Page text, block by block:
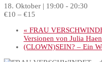
18. Oktober | 19:00 - 20:30
€10 – €15
« FRAU
Versionen von Julia
(CLOWN)SEIN? – Ein